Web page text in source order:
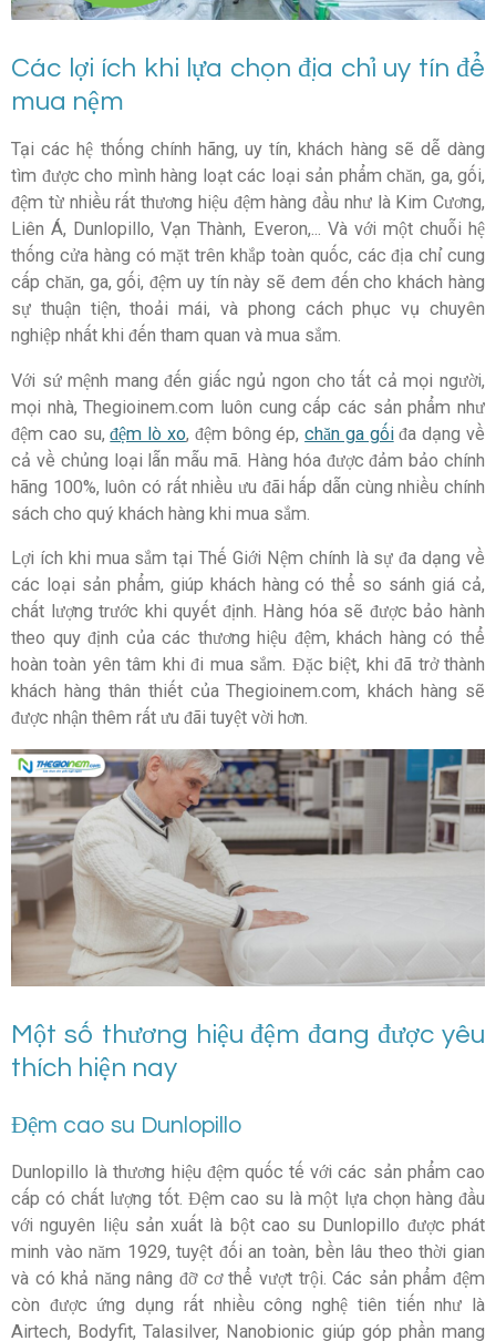
Các lợi ích khi lựa chọn địa chỉ uy tín để
mua nệm
Tại các hệ thống chính hãng, uy tín, khách hàng sẽ dễ dàng
tìm được cho mình hàng loạt các loại sản phẩm chăn, ga, gối,
đệm từ nhiều rất thương hiệu đệm hàng đầu như là Kim Cương,
Liên Á, Dunlopillo, Vạn Thành, Everon,... Và với một chuỗi hệ
thống cửa hàng có mặt trên khắp toàn quốc, các địa chỉ cung
cấp chăn, ga, gối, đệm uy tín này sẽ đem đến cho khách hàng
sự thuận tiện, thoải mái, và phong cách phục vụ chuyên
nghiệp nhất khi đến tham quan và mua sắm.
Với sứ mệnh mang đến giấc ngủ ngon cho tất cả mọi người,
mọi nhà, Thegioinem.com luôn cung cấp các sản phẩm như
đệm cao su,đệm lò xo, đệm bông ép,chăn ga gốiđa dạng về
cả về chủng loại lẫn mẫu mã. Hàng hóa được đảm bảo chính
hãng 100%, luôn có rất nhiều ưu đãi hấp dẫn cùng nhiều chính
sách cho quý khách hàng khi mua sắm.
Lợi ích khi mua sắm tại Thế Giới Nệm chính là sự đa dạng về
các loại sản phẩm, giúp khách hàng có thể so sánh giá cả,
chất lượng trước khi quyết định. Hàng hóa sẽ được bảo hành
theo quy định của các thương hiệu đệm, khách hàng có thể
hoàn toàn yên tâm khi đi mua sắm. Đặc biệt, khi đã trở thành
khách hàng thân thiết của Thegioinem.com, khách hàng sẽ
được nhận thêm rất ưu đãi tuyệt vời hơn.
Một số thương hiệu đệm đang được yêu
thích hiện nay
Đệm cao su Dunlopillo
Dunlopillo là thương hiệu đệm quốc tế với các sản phẩm cao
cấp có chất lượng tốt. Đệm cao su là một lựa chọn hàng đầu
với nguyên liệu sản xuất là bột cao su Dunlopillo được phát
minh vào năm 1929, tuyệt đối an toàn, bền lâu theo thời gian
và có khả năng nâng đỡ cơ thể vượt trội. Các sản phẩm đệm
còn được ứng dụng rất nhiều công nghệ tiên tiến như là
Airtech, Bodyfit, Talasilver, Nanobionic giúp góp phần mang